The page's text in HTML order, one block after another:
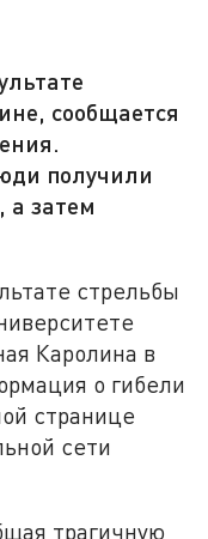
сообщается
получили
а затем
стрельбы
Каролина в
о гибели
странице
сети
трагичную